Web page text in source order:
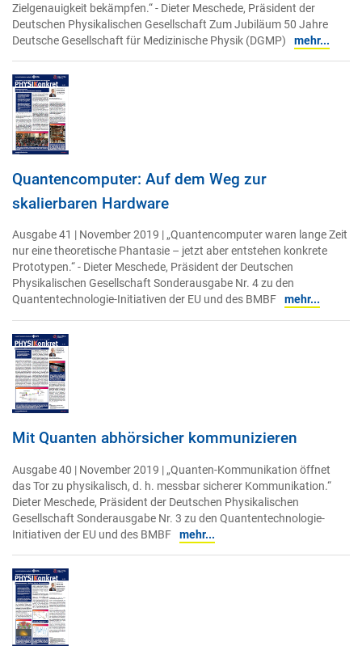
Zielgenauigkeit bekämpfen.“ - Dieter Meschede, Präsident der
Deutschen Physikalischen Gesellschaft Zum Jubiläum 50 Jahre
Deutsche Gesellschaft für Medizinische Physik (DGMP)
mehr...
Quantencomputer: Auf dem Weg zur
skalierbaren Hardware
Ausgabe 41 | November 2019 | „Quantencomputer waren lange Zeit
nur eine theoretische Phantasie – jetzt aber entstehen konkrete
Prototypen.“ - Dieter Meschede, Präsident der Deutschen
Physikalischen Gesellschaft Sonderausgabe Nr. 4 zu den
Quantentechnologie-Initiativen der EU und des BMBF mehr...
Mit Quanten abhörsicher kommunizieren
Ausgabe 40 | November 2019 | „Quanten-Kommunikation öffnet
das Tor zu physikalisch, d. h. messbar sicherer Kommunikation.“
Dieter Meschede, Präsident der Deutschen Physikalischen
Gesellschaft Sonderausgabe Nr. 3 zu den Quantentechnologie-
Initiativen der EU und des BMBF mehr...